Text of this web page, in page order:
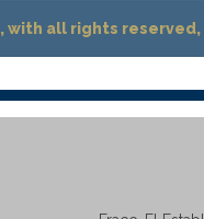
with all rights